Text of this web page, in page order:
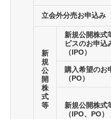
立会外分売お申込み
新
規
公
開
株
式
等
新規公開株式
ビスのお申込
（IPO）
購入希望のお
（PO）
新規公開株式
（IPO、PO）